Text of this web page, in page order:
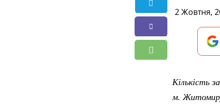
2 Жовтня,
Кількість
м.